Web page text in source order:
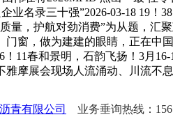
业名录三十强”2026-03-18 19
量，护航对劲消费”为从题，汇
窗，做为建建的眼睛，正在中
！11春和景明，石韵飞扬！3月
摩展会现场人流涌动、川流不
青有限公司 业务垂询热线：